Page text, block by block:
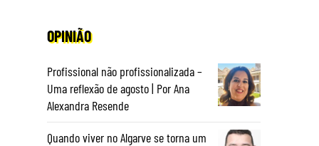
OPINIÃO
Profissional não profissionalizada –
Uma reflexão de agosto | Por Ana
Alexandra Resende
Quando viver no Algarve se torna um